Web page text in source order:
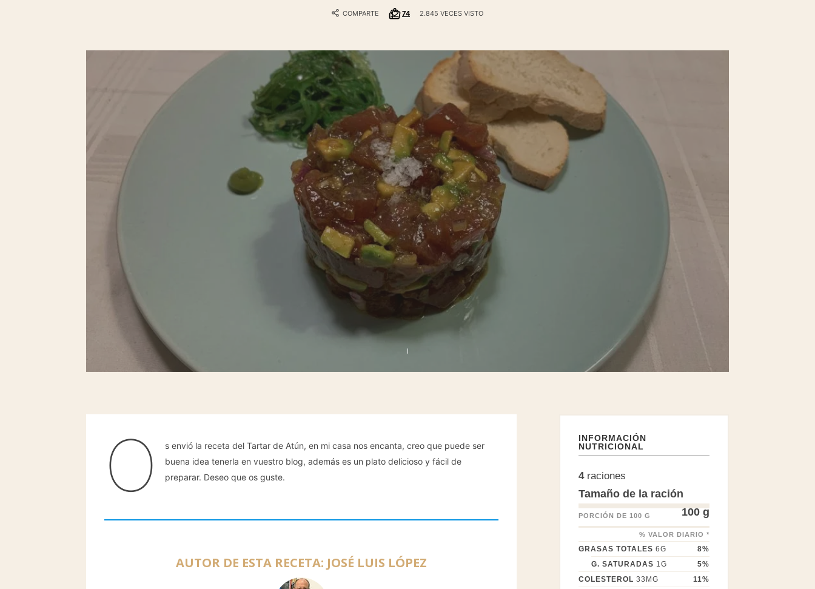
COMPARTE 74 2.845 VECES VISTO
O
s envió la receta del Tartar de Atún, en mi casa nos encanta, creo que puede ser
buena idea tenerla en vuestro blog, además es un plato delicioso y fácil de
preparar. Deseo que os guste.
AUTOR DE ESTA RECETA: JOSÉ LUIS LÓPEZ
INFORMACIÓN
NUTRICIONAL
4raciones
Tamaño de la ración
100 g
PORCIÓN DE 100 G
% VALOR DIARIO *
GRASAS TOTALES 6G 8%
G. SATURADAS 1 G 5%
COLESTEROL 33 MG 11%